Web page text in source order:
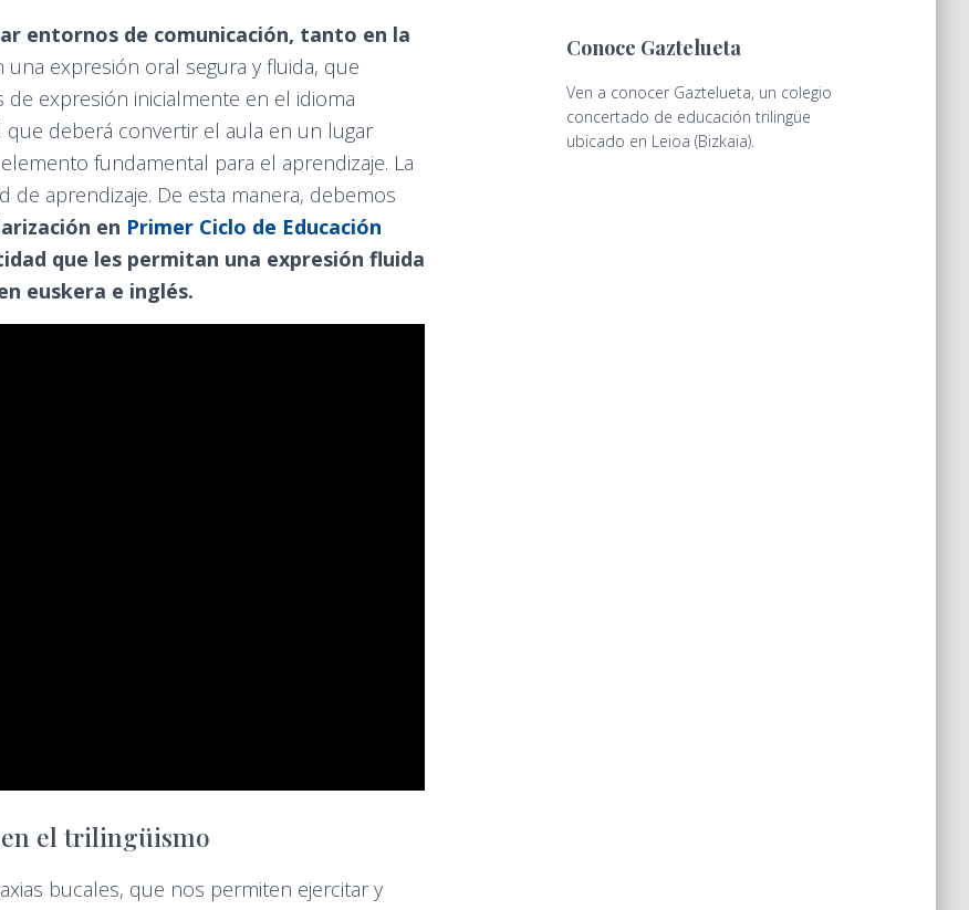
entornos de comunicación, tanto en la
una expresión oral segura y fluida, que
expresión inicialmente en el idioma
deberá convertir el aula en un lugar
fundamental para el aprendizaje. La
de aprendizaje. De esta manera, debemos
en Primer Ciclo de Educación
que les permitan una expresión fluida
euskera e inglés.
el trilingüismo
bucales, que nos permiten ejercitar y
Conoce Gaztelueta
Ven a conocer Gaztelueta, un colegio
concertado de educación trilingüe
ubicado en Leioa (Bizkaia).